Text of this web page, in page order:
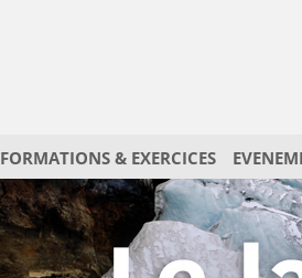
FORMATIONS & EXERCICES